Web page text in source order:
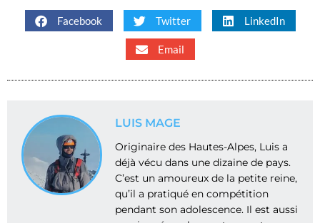
Facebook Twitter LinkedIn
Email
LUIS MAGE
Originaire des Hautes-Alpes, Luis a
déjà vécu dans une dizaine de pays.
C’est un amoureux de la petite reine,
qu’il a pratiqué en compétition
pendant son adolescence. Il est aussi